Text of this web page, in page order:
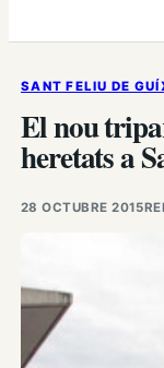
SANT FELIU DE
El nou
heretats a
28 OCTUBRE 2015